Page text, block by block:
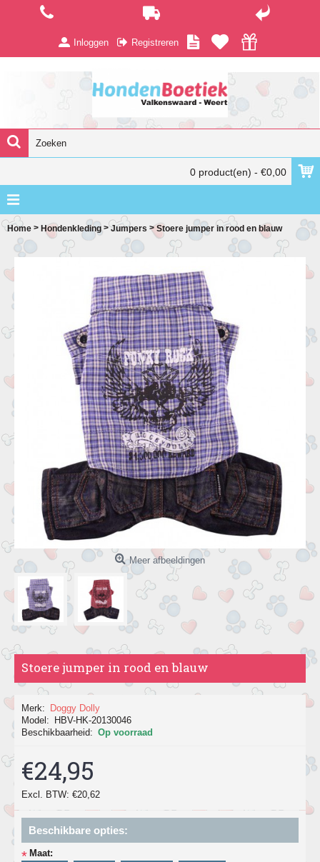
Inloggen Registreren
0 product(en) - €0,00
Home > Hondenkleding >Jumpers >Stoere jumper in rood en blauw
Meer afbeeldingen
Stoere jumper in rood en blauw
Merk:
Doggy Dolly
Model:
HBV-HK-20130046
Beschikbaarheid: Op voorraad
€24,95
Excl. BTW: €20,62
Beschikbare opties:
* Maat: